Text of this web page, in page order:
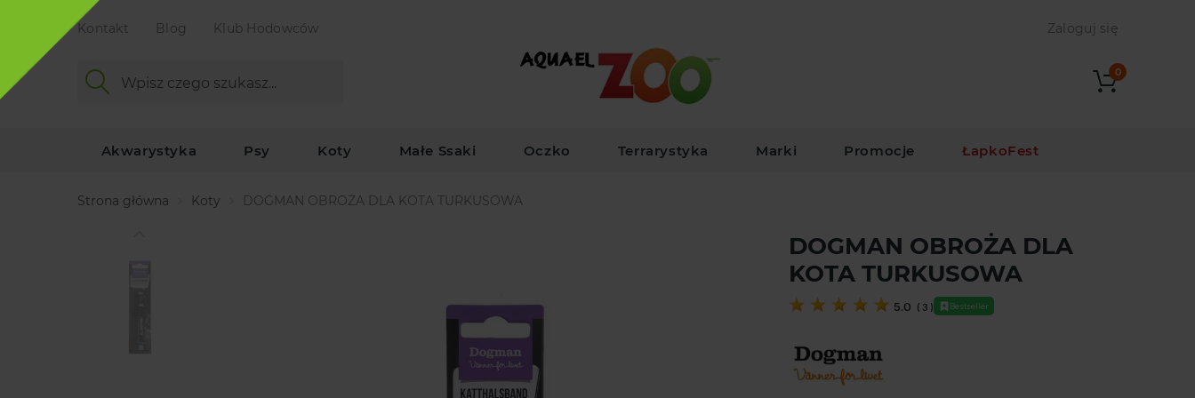
Kontakt Blog Klub Hodowców Zaloguj się
0
Akwarystyka Psy Koty Małe Ssaki Oczko Terrarystyka Marki Promocje ŁapkoFest
Strona główna Koty DOGMAN OBROŻA DLA KOTA TURKUSOWA
DOGMAN OBROŻA DLA
KOTA TURKUSOWA
5.0 ( 3 ) Bestseller